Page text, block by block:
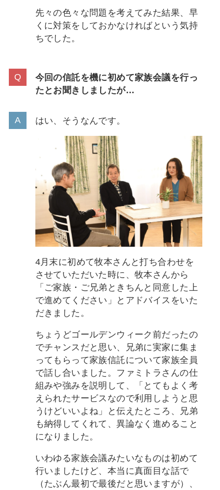
先々の色々な問題を考えてみた結果、早
くに対策をしておかなければという気持
ちでした。
今回の信託を機に初めて家族会議を行っ
たとお聞きしましたが…
はい、そうなんです。
4月末に初めて牧本さんと打ち合わせを
させていただいた時に、牧本さんから
「ご家族・ご兄弟ときちんと同意した上
で進めてください」とアドバイスをいた
だきました。
ちょうどゴールデンウィーク前だったの
でチャンスだと思い、兄弟に実家に集ま
ってもらって家族信託について家族全員
で話し合いました。ファミトラさんの仕
組みや強みを説明して、「とてもよく考
えられたサービスなので利用しようと思
うけどいいよね」と伝えたところ、兄弟
も納得してくれて、異論なく進めること
になりました。
いわゆる家族会議みたいなものは初めて
行いましたけど、本当に真面目な話で
（たぶん最初で最後だと思いますが）、